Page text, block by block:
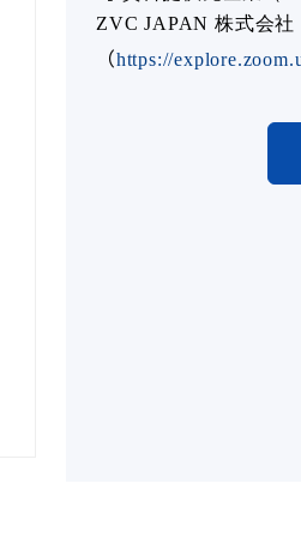
ZVC JAPAN 株式会
（https://